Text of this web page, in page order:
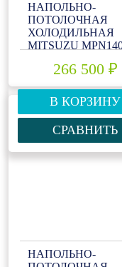
НАПОЛЬНО-
ПОТОЛОЧНАЯ
ХОЛОДИЛЬНАЯ
MITSUZU
266 500 ₽
В КОРЗИНУ
СРАВНИТЬ
НАПОЛЬНО-